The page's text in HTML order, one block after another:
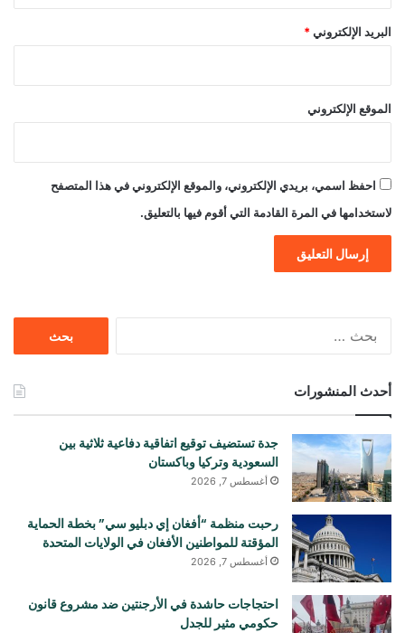
البريد الإلكتروني *
الموقع الإلكتروني
احفظ اسمي، بريدي الإلكتروني، والموقع الإلكتروني في هذا المتصفح
لاستخدامها في المرة القادمة التي أقوم فيها بالتعليق.
أحدث المنشورات
جدة تستضيف توقيع اتفاقية دفاعية ثلاثية بين
السعودية وتركيا وباكستان
أغسطس 7, 2026
رحبت منظمة “أفغان إي دبليو سي” بخطة الحماية
المؤقتة للمواطنين الأفغان في الولايات المتحدة
أغسطس 7, 2026
احتجاجات حاشدة في الأرجنتين ضد مشروع قانون
حكومي مثير للجدل